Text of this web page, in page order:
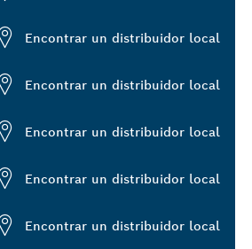
Encontrar un distribuidor local
Encontrar un distribuidor local
Encontrar un distribuidor local
Encontrar un distribuidor local
Encontrar un distribuidor local